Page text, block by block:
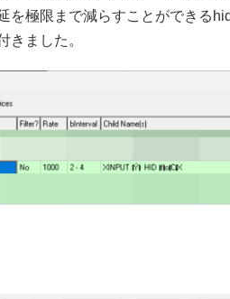
を極限まで減らすことができる
きました。